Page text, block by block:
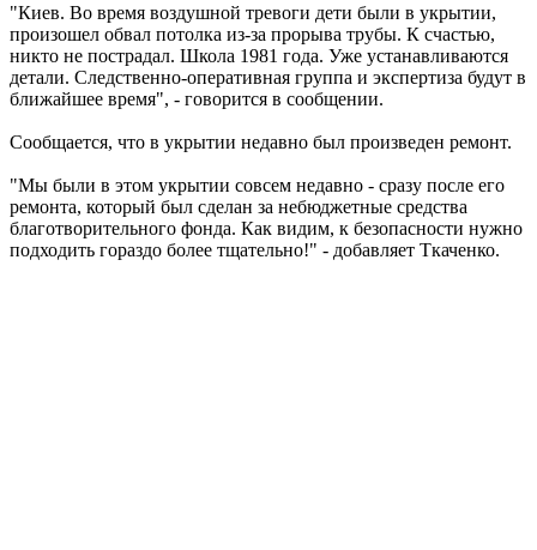
"Киев. Во время воздушной тревоги дети были в укрытии,
произошел обвал потолка из-за прорыва трубы. К счастью,
никто не пострадал. Школа 1981 года. Уже устанавливаются
детали. Следственно-оперативная группа и экспертиза будут в
ближайшее время", - говорится в сообщении.
Сообщается, что в укрытии недавно был произведен ремонт.
"Мы были в этом укрытии совсем недавно - сразу после его
ремонта, который был сделан за небюджетные средства
благотворительного фонда. Как видим, к безопасности нужно
подходить гораздо более тщательно!" - добавляет Ткаченко.